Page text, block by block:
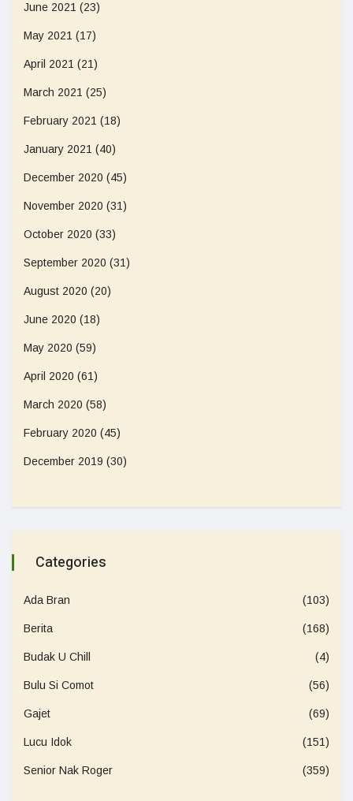
June 2021 (23)
May 2021 (17)
April 2021 (21)
March 2021 (25)
February 2021 (18)
January 2021 (40)
December 2020 (45)
November 2020 (31)
October 2020 (33)
September 2020 (31)
August 2020 (20)
June 2020 (18)
May 2020 (59)
April 2020 (61)
March 2020 (58)
February 2020 (45)
December 2019 (30)
Categories
Ada Bran (103)
Berita (168)
Budak U Chill (4)
Bulu Si Comot (56)
Gajet (69)
Lucu Idok (151)
Senior Nak Roger (359)